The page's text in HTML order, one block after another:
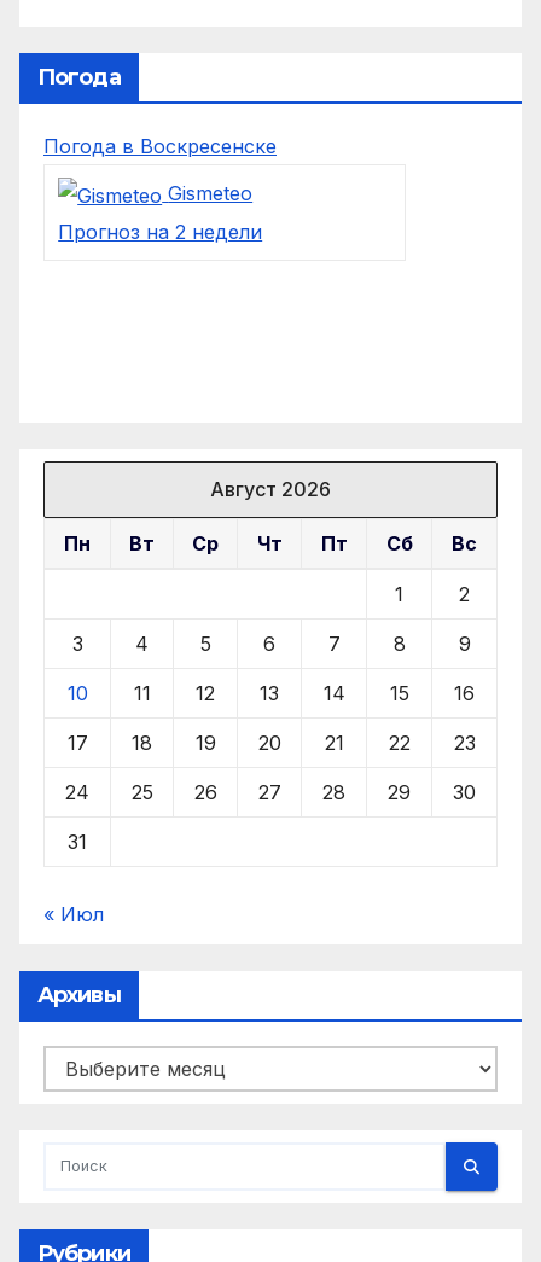
Погода
Погода в Воскресенске
Gismeteo
Прогноз на 2 недели
Август 2026
Пн Вт Ср Чт Пт Сб Вс
1 2
3 4 5 6 7 8 9
10 11 12 13 14 15 16
17 18 19 20 21 22 23
24 25 26 27 28 29 30
31
« Июл
Архивы
Архивы
Рубрики